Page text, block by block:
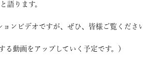
語ります。
ンビデオですが、ぜひ、皆様ご覧くださ
る動画をアップしていく予定です。）